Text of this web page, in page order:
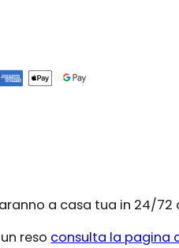
a casa tua in 24/72
reso consulta la pagina